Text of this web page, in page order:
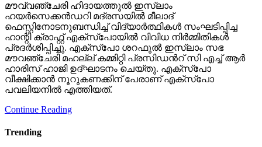
മൗവ്വഞ്ചേരി ഹിദായത്തുൽ ഇസ്ലാം
ഹയർസെക്കൻഡറി മദ്രസയിൽ മീലാദ്
ഫെസ്റ്റിനോടനുബന്ധിച്ച് വിദ്യാർത്ഥികൾ സംഘടിപ്പിച്ച
ഹാന്റി ക്രാഫ്റ്റ് എക്സ്പോയിൽ വിവിധ നിർമ്മിതികൾ
പ്രദർശിപ്പിച്ചു. എക്സ്പോ ശറഫുൽ ഇസ്ലാം സഭ
മൗവഞ്ചേരി മഹല്ല് കമ്മിറ്റി പ്രസിഡൻറ് സി എച്ച് ആർ
ഹാരിസ് ഹാജി ഉദ്ഘാടനം ചെയ്തു. എക്സ്പോ
വീക്ഷിക്കാൻ നൂറുകണക്കിന് പേരാണ് എക്സ്പോ
പവലിയനിൽ എത്തിയത്.
Continue Reading
Trending